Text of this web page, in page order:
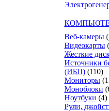
Веб-камеры
Видеокарты
Жесткие
Источники
(ИБП) (110)
Мониторы
Моноблоки
Ноутбуки (4)
Рули,